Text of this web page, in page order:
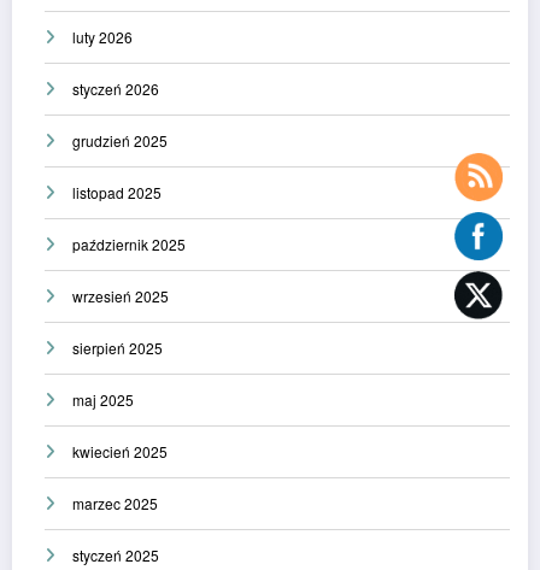
luty 2026
styczeń 2026
grudzień 2025
listopad 2025
październik 2025
wrzesień 2025
sierpień 2025
maj 2025
kwiecień 2025
marzec 2025
styczeń 2025